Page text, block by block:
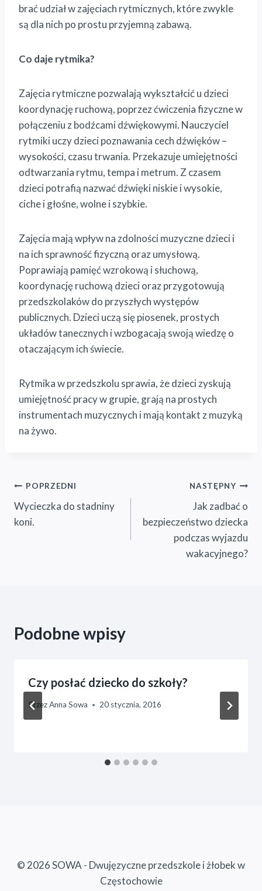
brać udział w zajęciach rytmicznych, które zwykle
są dla nich po prostu przyjemną zabawą.
Co daje rytmika?
Zajęcia rytmiczne pozwalają wykształcić u dzieci
koordynację ruchową, poprzez ćwiczenia fizyczne w
połączeniu z bodźcami dźwiękowymi. Nauczyciel
rytmiki uczy dzieci poznawania cech dźwięków –
wysokości, czasu trwania. Przekazuje umiejętności
odtwarzania rytmu, tempa i metrum. Z czasem
dzieci potrafią nazwać dźwięki niskie i wysokie,
ciche i głośne, wolne i szybkie.
Zajęcia mają wpływ na zdolności muzyczne dzieci i
na ich sprawność fizyczną oraz umysłową.
Poprawiają pamięć wzrokową i słuchową,
koordynację ruchową dzieci oraz przygotowują
przedszkolaków do przyszłych występów
publicznych. Dzieci uczą się piosenek, prostych
układów tanecznych i wzbogacają swoją wiedzę o
otaczającym ich świecie.
Rytmika w przedszkolu sprawia, że dzieci zyskują
umiejętność pracy w grupie, grają na prostych
instrumentach muzycznych i mają kontakt z muzyką
na żywo.
Nawigacja
wpisu
POPRZEDNI
Wycieczka do stadniny
koni.
NASTĘPNY
Jak zadbać o
bezpieczeństwo dziecka
podczas wyjazdu
wakacyjnego?
Podobne wpisy
Czy posłać dziecko do szkoły?
PrzezAnna Sowa 20 stycznia, 2016
© 2026 SOWA - Dwujęzyczne przedszkole i żłobek w
Częstochowie